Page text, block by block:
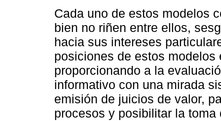
Cada uno de estos modelos
bien no riñen entre ellos,
hacia sus intereses
posiciones de estos
proporcionando a la
informativo con una mirada
emisión de juicios de valor,
procesos y posibilitar la